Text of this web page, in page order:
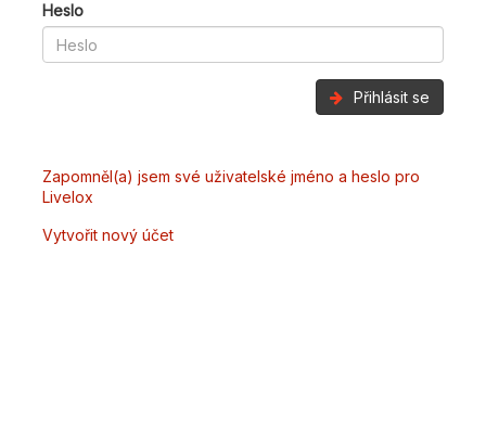
Heslo
Přihlásit se
Zapomněl(a) jsem své uživatelské jméno a heslo pro
Livelox
Vytvořit nový účet